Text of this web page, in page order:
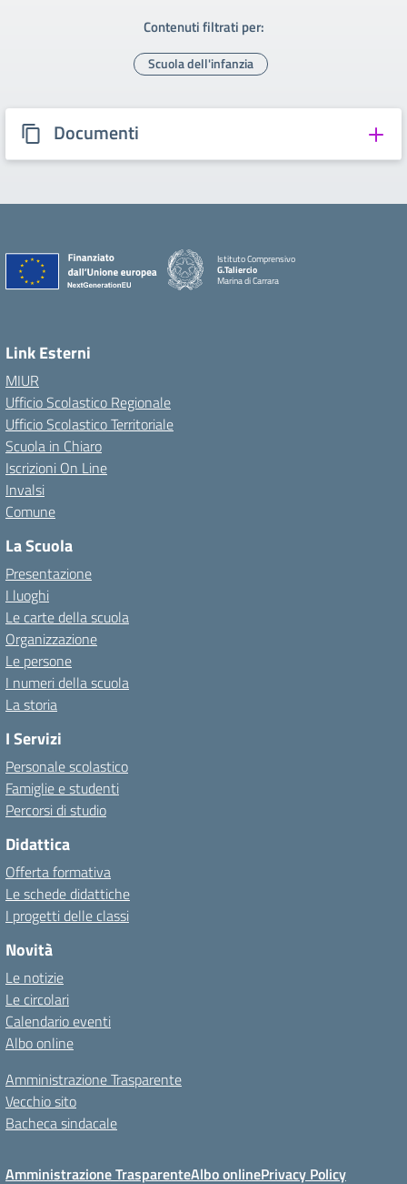
Contenuti filtrati per:
Scuola dell'infanzia
Documenti
Istituto Comprensivo
G.Taliercio
Marina di Carrara
Link Esterni
MIUR
Ufficio Scolastico Regionale
Ufficio Scolastico Territoriale
Scuola in Chiaro
Iscrizioni On Line
Invalsi
Comune
La Scuola
Presentazione
I luoghi
Le carte della scuola
Organizzazione
Le persone
I numeri della scuola
La storia
I Servizi
Personale scolastico
Famiglie e studenti
Percorsi di studio
Didattica
Offerta formativa
Le schede didattiche
I progetti delle classi
Novità
Le notizie
Le circolari
Calendario eventi
Albo online
Amministrazione Trasparente
Vecchio sito
Bacheca sindacale
Amministrazione TrasparenteAlbo onlinePrivacy Policy